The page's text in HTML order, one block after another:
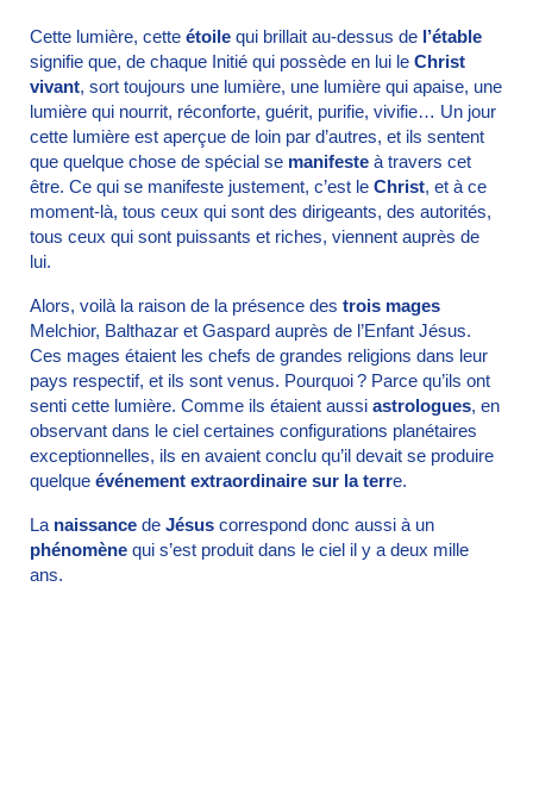
Cette lumière, cette étoile qui brillait au-dessus de l’étable
signifie que, de chaque Initié qui possède en lui le Christ
vivant, sort toujours une lumière, une lumière qui apaise, une
lumière qui nourrit, réconforte, guérit, purifie, vivifie… Un jour
cette lumière est aperçue de loin par d’autres, et ils sentent
que quelque chose de spécial se manifeste à travers cet
être. Ce qui se manifeste justement, c’est le Christ, et à ce
moment-là, tous ceux qui sont des dirigeants, des autorités,
tous ceux qui sont puissants et riches, viennent auprès de
lui.
Alors, voilà la raison de la présence des trois mages
Melchior, Balthazar et Gaspard auprès de l’Enfant Jésus.
Ces mages étaient les chefs de grandes religions dans leur
pays respectif, et ils sont venus. Pourquoi ? Parce qu’ils ont
senti cette lumière. Comme ils étaient aussi astrologues, en
observant dans le ciel certaines configurations planétaires
exceptionnelles, ils en avaient conclu qu’il devait se produire
quelque événement extraordinaire sur la terre.
La naissance de Jésus correspond donc aussi à un
phénomène qui s’est produit dans le ciel il y a deux mille
ans.